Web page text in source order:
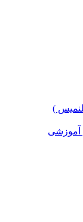
لنمیس )
آموزشی